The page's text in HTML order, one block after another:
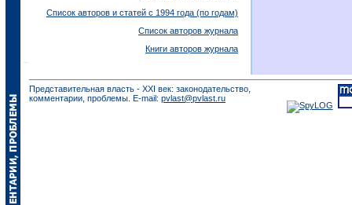
Список авторов и статей с 1994 года (по годам)
Список авторов журнала
Книги авторов журнала
Представительная власть - XXI век: законодательство,
комментарии, проблемы. E-mail: pvlast@pvlast.ru